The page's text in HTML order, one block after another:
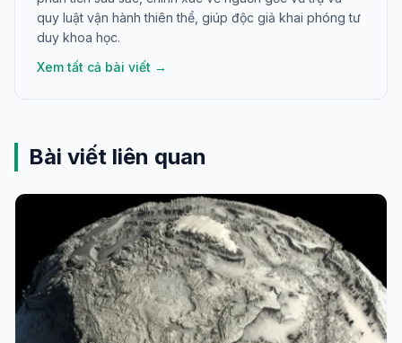
quy luật vận hành thiên thể, giúp độc giả khai phóng tư
duy khoa học.
Xem tất cả bài viết →
Bài viết liên quan